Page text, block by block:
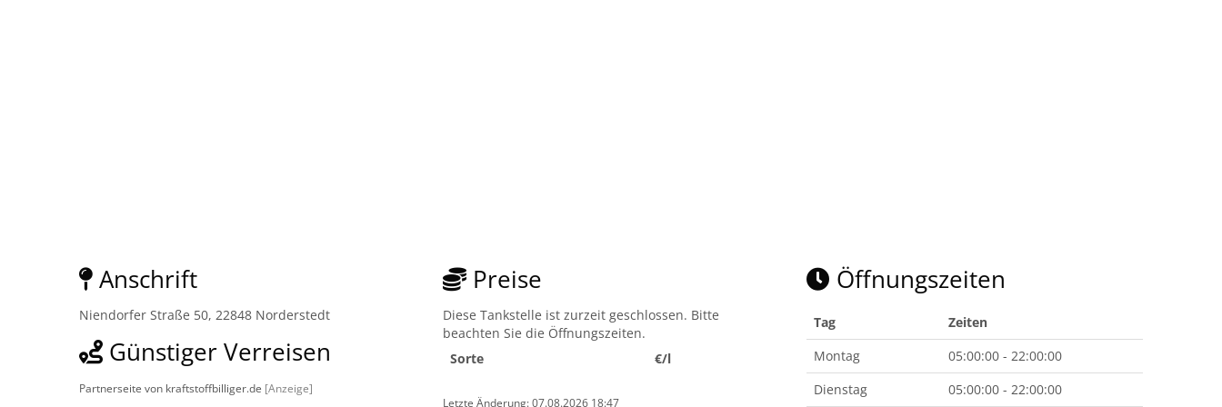
Anschrift
Niendorfer Straße 50, 22848 Norderstedt
Günstiger Verreisen
Partnerseite von kraftstoffbilliger.de [Anzeige]
Preise
Diese Tankstelle ist zurzeit geschlossen. Bitte
beachten Sie die Öffnungszeiten.
Sorte
€/l
Letzte Änderung: 07.08.2026 18:47
Öffnungszeiten
Tag
Zeiten
Montag
05:00:00 - 22:00:00
Dienstag
05:00:00 - 22:00:00